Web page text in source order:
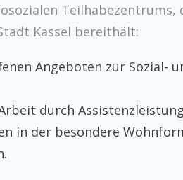
Kassel bereithält:
Angeboten zur Sozial-
durch
in der besondere